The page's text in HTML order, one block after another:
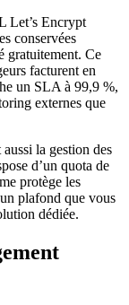
Let’s Encrypt
conservées
gratuitement. Ce
facturent en
un SLA à 99,9 %,
externes que
la gestion des
d’un quota de
protège les
plafond que vous
dédiée.